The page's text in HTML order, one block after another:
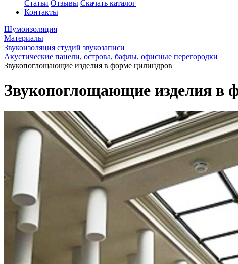
Статьи Отзывы Скачать каталог
Контакты
Шумоизоляция
Материалы
Звукоизоляция студий звукозаписи
Акустические панели, острова, бафлы, офисные перегородки
Звукопоглощающие изделия в форме цилиндров
Звукопоглощающие изделия в